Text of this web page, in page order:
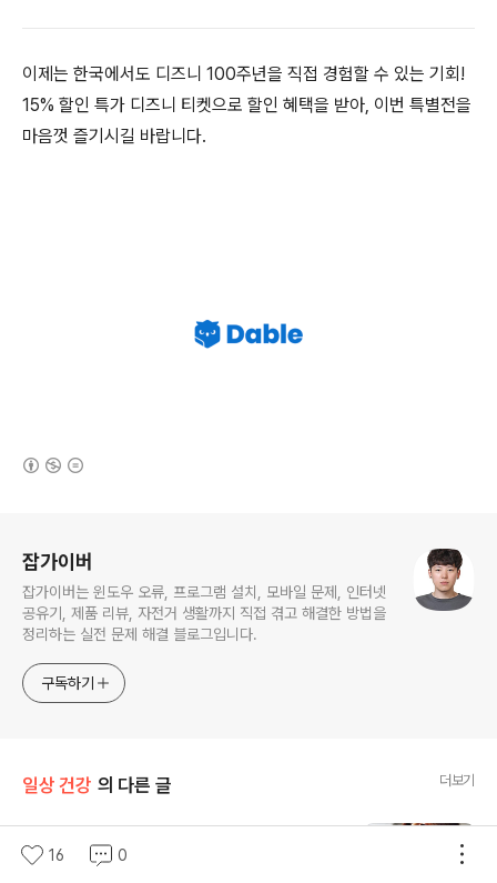
이제는 한국에서도 디즈니 100주년을 직접 경험할 수 있는 기회!
15% 할인 특가 디즈니 티켓으로 할인 혜택을 받아, 이번 특별전을
마음껏 즐기시길 바랍니다.
잡가이버
잡가이버는 윈도우 오류, 프로그램 설치, 모바일 문제, 인터넷
공유기, 제품 리뷰, 자전거 생활까지 직접 겪고 해결한 방법을
정리하는 실전 문제 해결 블로그입니다.
구독하기
일상 건강 의 다른 글 더보기
발암물질 유해물질 건강?
16 0